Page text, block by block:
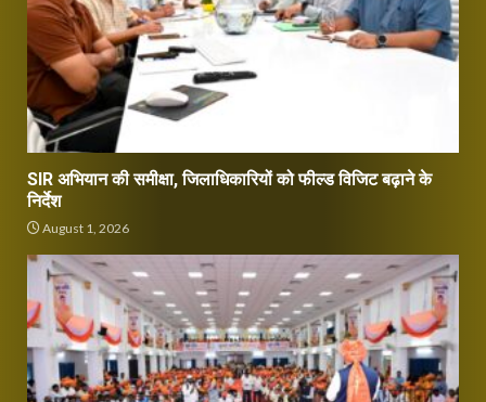
SIR अभियान की समीक्षा, जिलाधिकारियों को फील्ड विजिट बढ़ाने के
निर्देश
August 1, 2026